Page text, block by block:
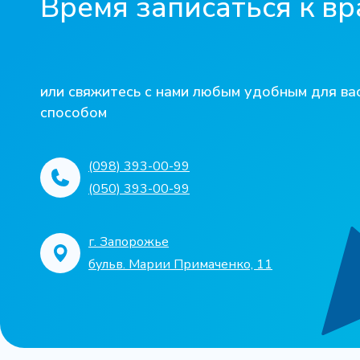
Комплекс «Кардио+» (консультация
Кардио Check-Up (консультация врача-
Кардио Check-Up LAB+ (консультация
или свяжитесь с нами любым удобным для
способом
(098) 393-00-99
(050) 393-00-99
г. Запорожье
бульв. Марии Примаченко, 11